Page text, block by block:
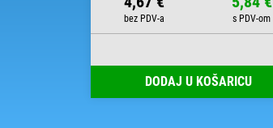
DODAJ U KOŠARICU